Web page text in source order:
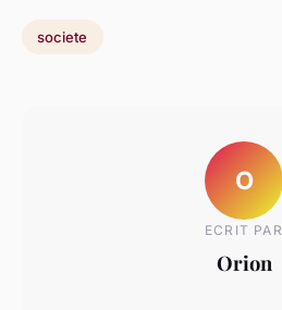
societe
O
ECRIT PAR
Orion